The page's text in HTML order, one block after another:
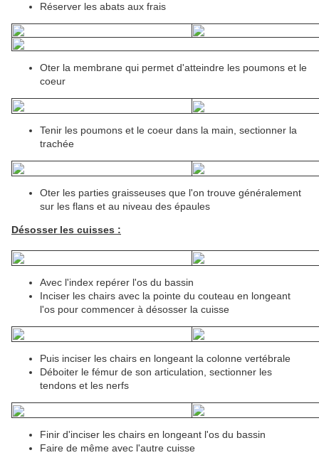
Réserver les abats aux frais
Oter la membrane qui permet d'atteindre les poumons et le
coeur
Tenir les poumons et le coeur dans la main, sectionner la
trachée
Oter les parties graisseuses que l'on trouve généralement
sur les flans et au niveau des épaules
Désosser les cuisses :
Avec l'index repérer l'os du bassin
Inciser les chairs avec la pointe du couteau en longeant
l'os pour commencer à désosser la cuisse
Puis inciser les chairs en longeant la colonne vertébrale
Déboiter le fémur de son articulation, sectionner les
tendons et les nerfs
Finir d'inciser les chairs en longeant l'os du bassin
Faire de même avec l'autre cuisse